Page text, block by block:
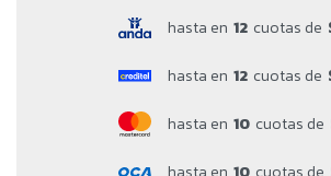
hasta en 12 cuotas de
hasta en 12 cuotas de
hasta en 10 cuotas de